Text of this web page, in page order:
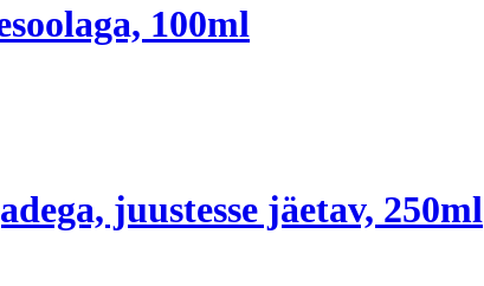
100ml
juustesse jäetav, 250ml